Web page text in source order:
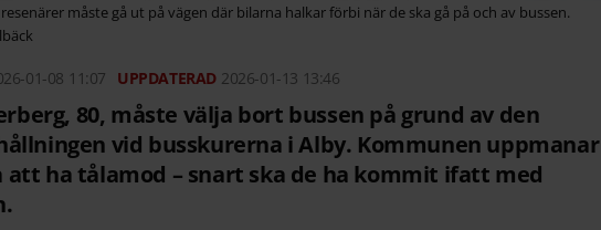
måste gå ut på vägen där bilarna halkar förbi när de ska gå på och av bussen.
01-08 11:07 2026-01-13 13:46
80, måste välja bort bussen på grund av den
vid busskurerna i Alby. Kommunen uppmanar
att ha tålamod – snart ska de ha kommit ifatt med